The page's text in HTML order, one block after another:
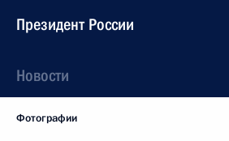
Президент России
Новости
Фотографии